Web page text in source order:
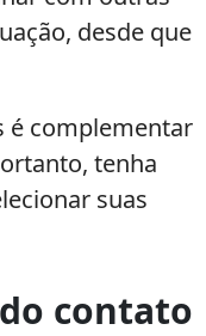
desde que
é complementar
tenha
suas
contato